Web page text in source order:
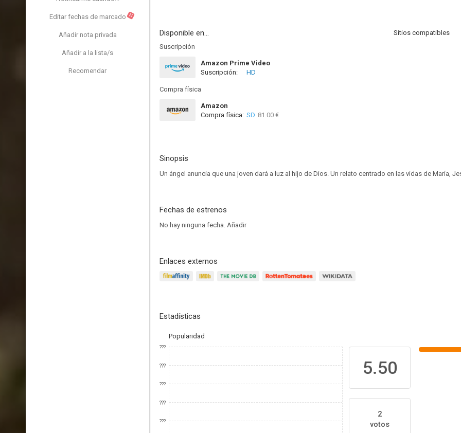
Editar fechas de marcado N
Añadir nota privada
Añadir a la lista/s
Recomendar
Disponible en...
Sitios compatibles
Suscripción
Amazon Prime Video
Suscripción:
HD
Compra física
Amazon
Compra física: SD 81.00 €
Sinopsis
Un ángel anuncia que una joven dará a luz al hijo de Dios. Un relato centrado en las vidas de María,
Fechas de estrenos
No hay ninguna fecha. Añadir
Enlaces externos
Estadísticas
Popularidad
???
???
???
???
???
5.50
2
votos